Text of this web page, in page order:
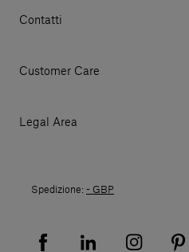
Contatti
Tel. +39 0584 769200 - P.IVA
© 2026 Salvatori
Customer Care
I miei ordini
Mappa del sito
Legal Area
Politica di Reso
Informativa Privacy fornitori
Spedizione: - GBP